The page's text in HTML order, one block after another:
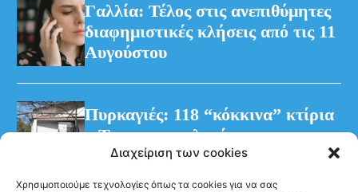
Διαχείριση των cookies
Χρησιμοποιούμε τεχνολογίες όπως τα cookies για να σας
Γαλλία: Τέλος στις ανεπιθύμητες
διαφημιστικές κλήσεις από τις 11
Αυγούστου
Πυρκαγιές: 118 “κόκκινα” κτίρια
– Τρεις προφυλακίσεις για τη
φωτιά στη Βοιωτία